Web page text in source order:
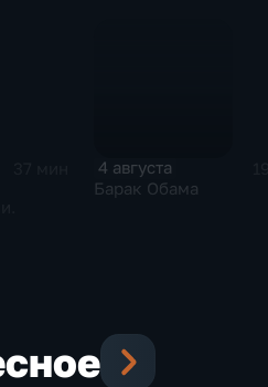
4 августа
Барак Обама